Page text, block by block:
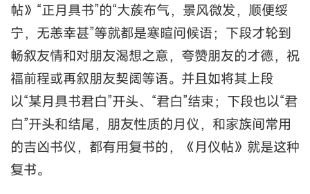
帖》“正月具书”的“大蔟布气，景风微发，顺便绥
宁，无恙幸甚”等就都是寒暄问候语；下段才轮到
畅叙友情和对朋友渴想之意，夸赞朋友的才德，祝
福前程或再叙朋友契阔等语。并且如将其上段
以“某月具书君白”开头、“君白”结束；下段也以“君
白”开头和结尾，朋友性质的月仪，和家族间常用
的吉凶书仪，都有用复书的，《月仪帖》就是这种
复书。